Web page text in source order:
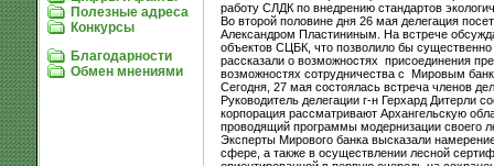
Полезные адреса
Конкурсы
Благодарности
Обмен мнениями
работу СЛДК по внедрению стандартов
Во второй половине дня 26 мая делегация
Александром Пластининым. На встрече
объектов СЦБК, что позволило бы
рассказали о возможностях присоединения
возможностях сотрудничества с Мировым
Сегодня, 27 мая состоялась встреча членов
Руководитель делегации г-н Герхард
корпорация рассматривают Архангельскую
проводящий программы модернизации своего
Эксперты Мирового банка высказали
сфере, а также в осуществлении лесной